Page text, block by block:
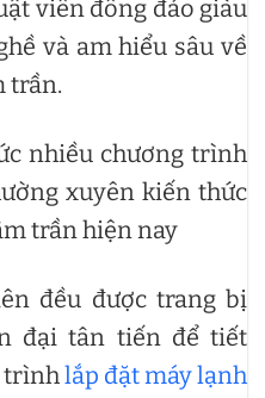
viên đông đảo giàu
và am hiểu sâu về
trần.
nhiều chương trình
xuyên kiến thức
trần hiện nay
đều được trang bị
đại tân tiến để tiết
trìnhlắp đặt máy lạnh